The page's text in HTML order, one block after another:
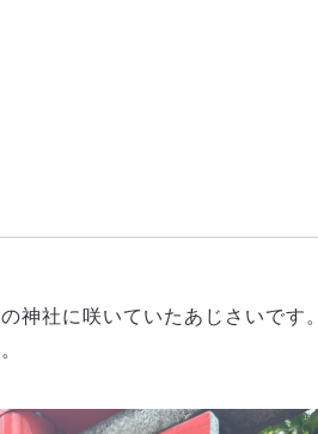
神社に咲いていたあじさいです。